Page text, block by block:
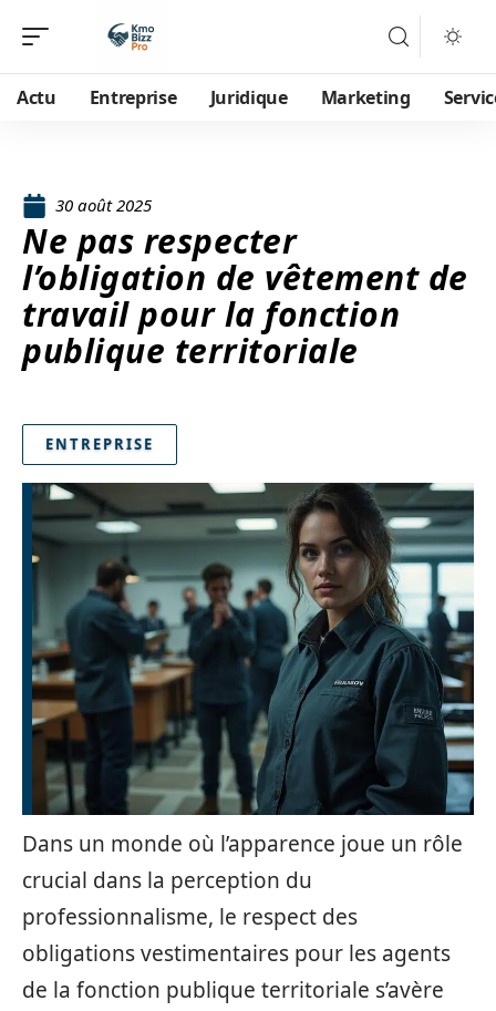
Actu Entreprise Juridique Marketing
30 août 2025
Ne pas respecter
l’obligation de vêtement de
travail pour la fonction
publique territoriale
ENTREPRISE
Dans un monde où l’apparence joue un rôle
crucial dans la perception du
professionnalisme, le respect des
obligations vestimentaires pour les agents
de la fonction publique territoriale s’avère